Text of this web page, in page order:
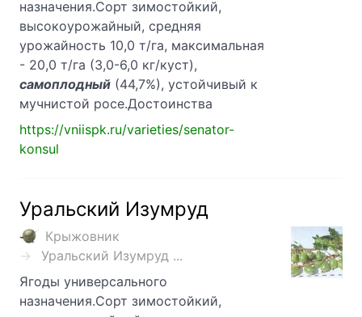
назначения.Сорт зимостойкий,
высокоурожайный, средняя
урожайность 10,0 т/га, максимальная
- 20,0 т/га (3,0-6,0 кг/куст),
самоплодный (44,7%), устойчивый к
мучнистой росе.Достоинства
https://vniispk.ru/varieties/senator-
konsul
Уральский Изумруд
Крыжовник
Уральский Изумруд ...
Ягоды универсального
назначения.Сорт зимостойкий,